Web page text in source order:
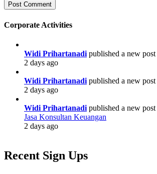
Corporate Activities
Widi Prihartanadi published a new post
2 days ago
Widi Prihartanadi published a new post
2 days ago
Widi Prihartanadi published a new post
Jasa Konsultan Keuangan
2 days ago
Recent Sign Ups